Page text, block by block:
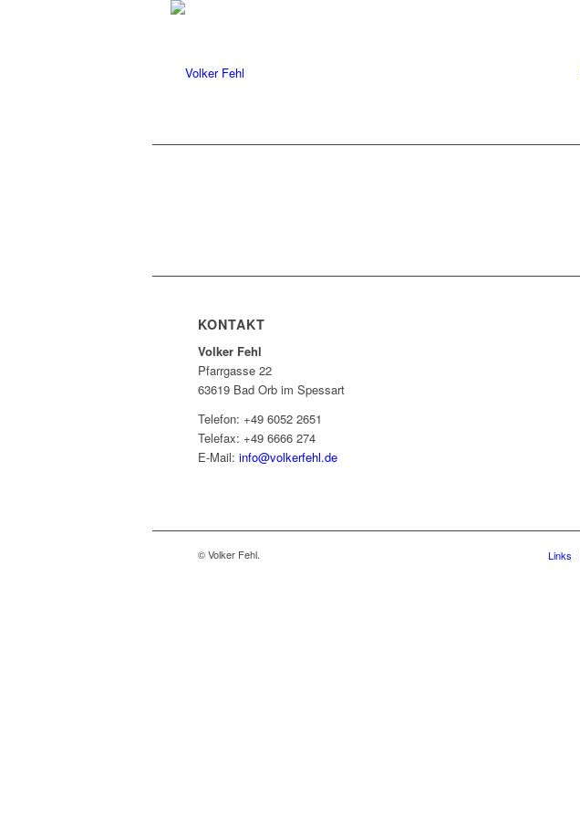
KONTAKT
Volker Fehl
Pfarrgasse 22
63619 Bad Orb im Spessart
Telefon: +49 6052 2651
Telefax: +49 6666 274
E-Mail: info@volkerfehl.de
© Volker Fehl. Links